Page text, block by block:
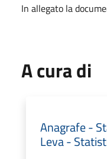
In allegato la
A cura di
Anagrafe -
Leva -